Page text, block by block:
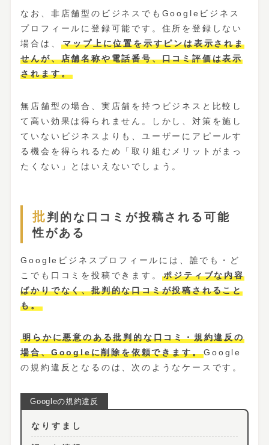
なお、非店舗型のビジネスでもGoogleビジネス
プロフィールに登録可能です。住所を登録しない
場合は、
マップ上に位置を示すピンは表示されま
せんが、店舗名称や電話番号、口コミ評価は表示
されます。
無店舗型の場合、実店舗を持つビジネスと比較し
て高い効果は得られません。しかし、対策を施し
ていないビジネスよりも、ユーザーにアピールす
る機会を得られるため「取り組むメリットがまっ
たくない」とはいえないでしょう。
批判的な口コミが投稿される可能
性がある
Googleビジネスプロフィールには、誰でも・ど
こでも口コミを投稿できます。
ポジティブな内容
ばかりでなく、批判的な口コミが投稿されること
も。
明らかに悪意のある批判的な口コミ・規約違反の
場合、Googleに削除を依頼できます。Google
の規約違反となるのは、次のようなケースです。
なりすまし